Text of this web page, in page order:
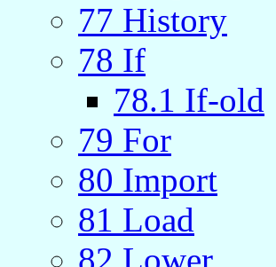
77 History
78 If
78.1 If-old
79 For
80 Import
81 Load